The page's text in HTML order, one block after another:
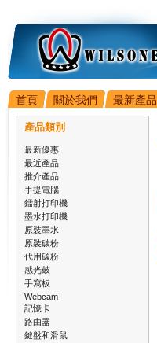
首頁 關於我們 最新產品
產品類別
最新優惠
最近產品
推介產品
手提電腦
鐳射打印機
墨水打印機
原裝墨水
原裝碳粉
代用碳粉
感光鼓
手寫板
Webcam
記憶卡
路由器
鍵盤和滑鼠